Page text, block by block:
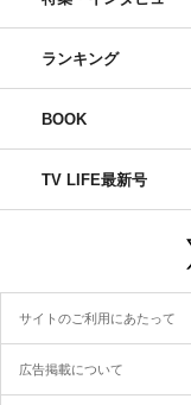
ランキング
BOOK
TV LIFE最新号
サイトのご利用にあたって
広告掲載について